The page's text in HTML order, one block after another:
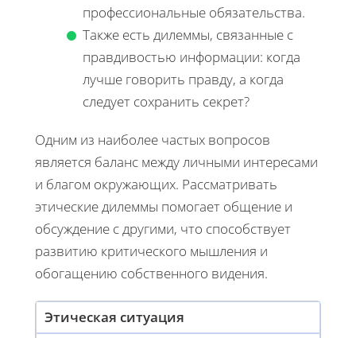
профессиональные обязательства.
Также есть дилеммы, связанные с
правдивостью информации: когда
лучше говорить правду, а когда
следует сохранить секрет?
Одним из наиболее частых вопросов
является баланс между личными интересами
и благом окружающих. Рассматривать
этические дилеммы помогает общение и
обсуждение с другими, что способствует
развитию критического мышления и
обогащению собственного видения.
Этическая ситуация